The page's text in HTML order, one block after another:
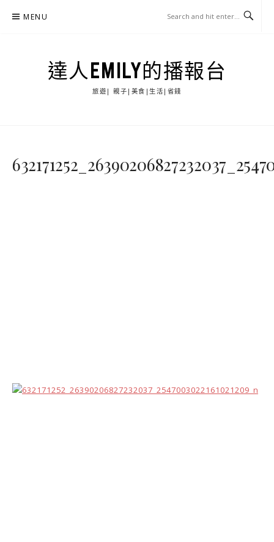
MENU
達人EMILY的播報台
旅遊| 親子|美食|生活|省錢